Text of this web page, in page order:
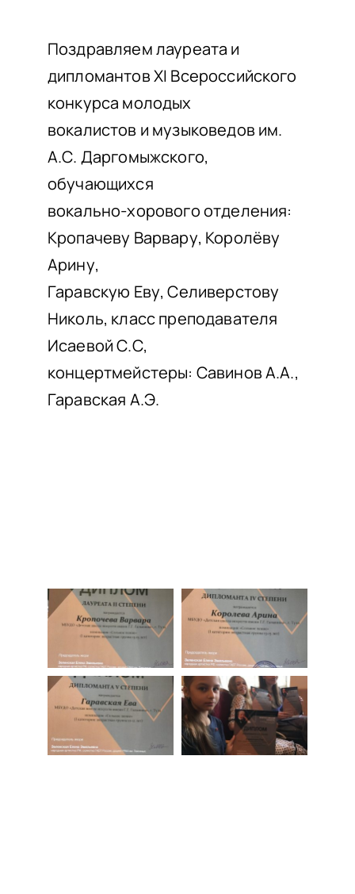
О ПРИЕМЕ
ОБУЧАЮЩИМСЯ
СВЕДЕНИЯ ОБ ОО
КОНТАКТЫ
Поздравляем лауреата и
дипломантов XI Всероссийского
конкурса молодых
вокалистов и музыковедов им.
А.С. Даргомыжского,
обучающихся
вокально-хорового отделения:
Кропачеву Варвару, Королёву
Арину,
Гаравскую Еву, Селиверстову
Николь, класс преподавателя
Исаевой С.С,
концертмейстеры: Савинов А.А.,
Гаравская А.Э.